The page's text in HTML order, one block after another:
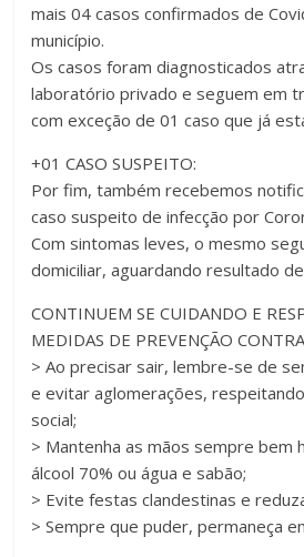
mais 04 casos confirmados de
município.
Os casos foram diagnosticados
laboratório privado e seguem em
com exceção de 01 caso que já
+01 CASO SUSPEITO:
Por fim, também recebemos
caso suspeito de infecção por
Com sintomas leves, o mesmo
domiciliar, aguardando resultado
CONTINUEM SE CUIDANDO E
MEDIDAS DE PREVENÇÃO
> Ao precisar sair, lembre-se de
e evitar aglomerações,
social;
> Mantenha as mãos sempre bem
álcool 70% ou água e sabão;
> Evite festas clandestinas e
> Sempre que puder, permaneça